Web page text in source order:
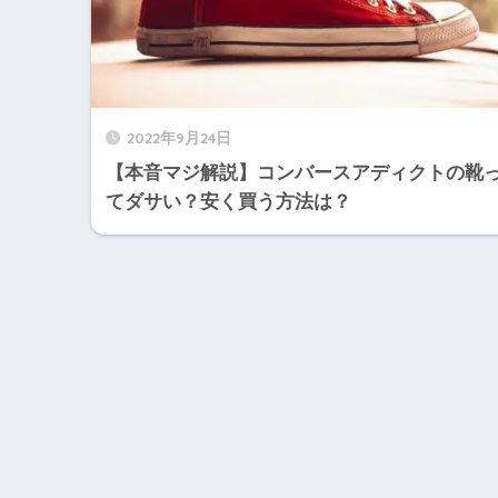
2022年9月24日
【本音マジ解説】コンバースアディクトの靴
てダサい？安く買う方法は？